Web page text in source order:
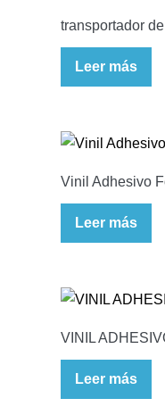
transportador
Leer más
Vinil Adhesivo
Leer más
VINIL
Leer más